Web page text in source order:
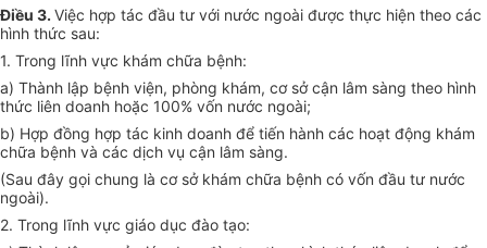
Điều 3. Việc hợp tác đầu tư với nước ngoài được thực hiện theo các
hình thức sau:
1. Trong lĩnh vực khám chữa bệnh:
a) Thành lập bệnh viện, phòng khám, cơ sở cận lâm sàng theo hình
thức liên doanh hoặc 100% vốn nước ngoài;
b) Hợp đồng hợp tác kinh doanh để tiến hành các hoạt động khám
chữa bệnh và các dịch vụ cận lâm sàng.
(Sau đây gọi chung là cơ sở khám chữa bệnh có vốn đầu tư nước
ngoài).
2. Trong lĩnh vực giáo dục đào tạo: